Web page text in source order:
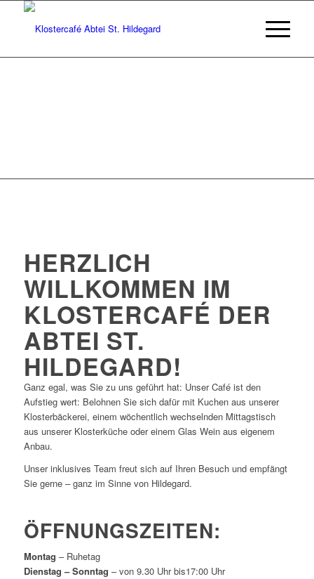
HERZLICH
WILLKOMMEN IM
KLOSTERCAFÉ DER
ABTEI ST.
HILDEGARD!
Ganz egal, was Sie zu uns geführt hat: Unser Café ist den
Aufstieg wert: Belohnen Sie sich dafür mit Kuchen aus unserer
Klosterbäckerei, einem wöchentlich wechselnden Mittagstisch
aus unserer Klosterküche oder einem Glas Wein aus eigenem
Anbau.
Unser inklusives Team freut sich auf Ihren Besuch und empfängt
Sie gerne – ganz im Sinne von Hildegard.
ÖFFNUNGSZEITEN:
Montag – Ruhetag
Dienstag – Sonntag – von 9.30 Uhr bis17:00 Uhr